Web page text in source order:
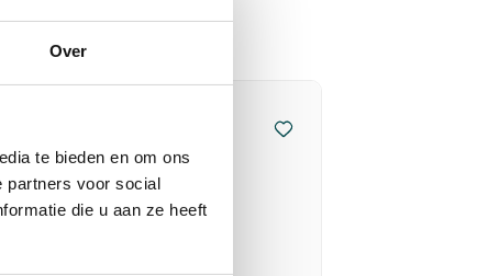
Over
te bieden en om ons
partners voor social
die u aan ze heeft